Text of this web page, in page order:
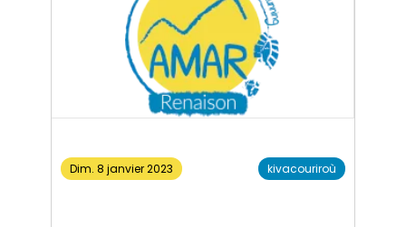
Dim. 8 janvier 2023 kivacouriroù